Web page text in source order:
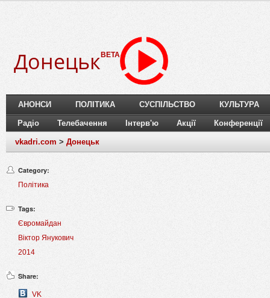
Донецьк BETA
АНОНСИ ПОЛІТИКА СУСПІЛЬСТВО КУЛЬТУРА
Радіо Телебачення Інтерв'ю Акції Конференції
vkadri.com > Донецьк
Category:
Політика
Tags:
Євромайдан
Віктор Янукович
2014
Share:
VK